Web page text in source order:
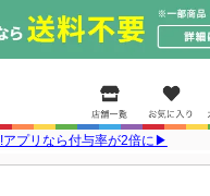
プリなら付与率が2倍に▶